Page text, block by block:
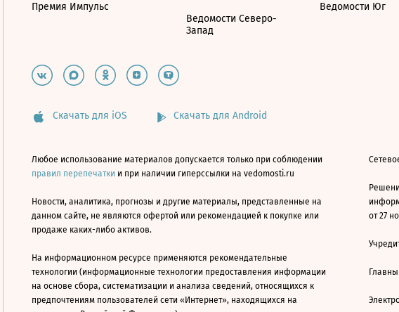
Премия Импульс
Ведомости Северо-
Запад
Ведомости Юг
Скачать для iOS Скачать для Android
Любое использование материалов допускается только при соблюдении
правил перепечатки и при наличии гиперссылки на vedomosti.ru
Новости, аналитика, прогнозы и другие материалы, представленные на
данном сайте, не являются офертой или рекомендацией к покупке или
продаже каких-либо активов.
На информационном ресурсе применяются рекомендательные
технологии (информационные технологии предоставления информации
на основе сбора, систематизации и анализа сведений, относящихся к
предпочтениям пользователей сети «Интернет», находящихся на
от 27